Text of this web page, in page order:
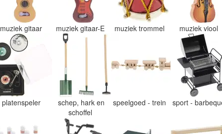
muziek gitaar muziek gitaar-E muziek trommel muziek viool
platenspeler
schep, hark en
schoffel
speelgoed - trein sport -